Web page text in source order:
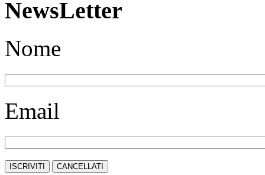
NewsLetter
Nome
Email